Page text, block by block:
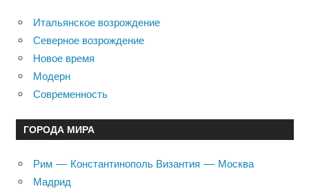
Итальянское возрождение
Северное возрождение
Новое время
Модерн
Современность
ГОРОДА МИРА
Рим — Константинополь Византия — Москва
Мадрид